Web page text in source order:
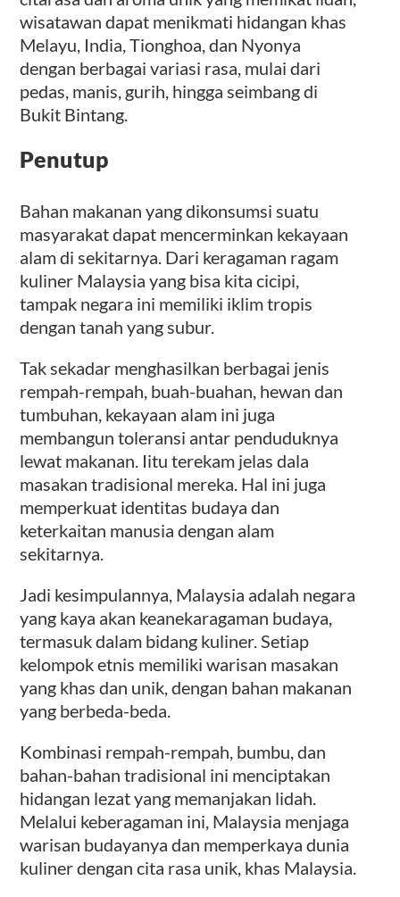
wisatawan dapat menikmati hidangan khas
Melayu, India, Tionghoa, dan Nyonya
dengan berbagai variasi rasa, mulai dari
pedas, manis, gurih, hingga seimbang di
Bukit Bintang.
Penutup
Bahan makanan yang dikonsumsi suatu
masyarakat dapat mencerminkan kekayaan
alam di sekitarnya. Dari keragaman ragam
kuliner Malaysia yang bisa kita cicipi,
tampak negara ini memiliki iklim tropis
dengan tanah yang subur.
Tak sekadar menghasilkan berbagai jenis
rempah-rempah, buah-buahan, hewan dan
tumbuhan, kekayaan alam ini juga
membangun toleransi antar penduduknya
lewat makanan. Iitu terekam jelas dala
masakan tradisional mereka. Hal ini juga
memperkuat identitas budaya dan
keterkaitan manusia dengan alam
sekitarnya.
Jadi kesimpulannya, Malaysia adalah negara
yang kaya akan keanekaragaman budaya,
termasuk dalam bidang kuliner. Setiap
kelompok etnis memiliki warisan masakan
yang khas dan unik, dengan bahan makanan
yang berbeda-beda.
Kombinasi rempah-rempah, bumbu, dan
bahan-bahan tradisional ini menciptakan
hidangan lezat yang memanjakan lidah.
Melalui keberagaman ini, Malaysia menjaga
warisan budayanya dan memperkaya dunia
kuliner dengan cita rasa unik, khas Malaysia.